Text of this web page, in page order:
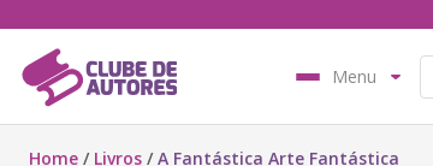
Menu
Home / Livros /A Fantástica Arte Fantástica